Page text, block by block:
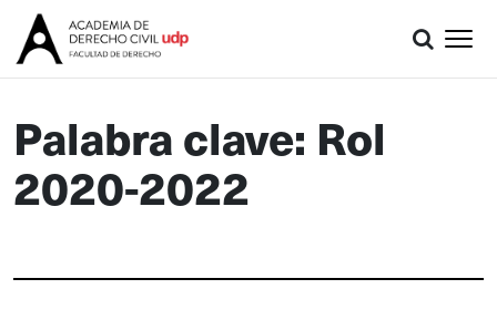
Palabra clave: Rol
2020-2022